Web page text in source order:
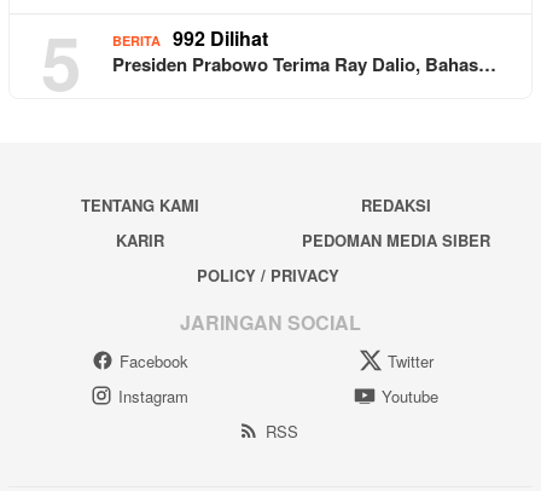
5 BERITA 992 Dilihat
Presiden Prabowo Terima Ray Dalio, Bahas…
TENTANG KAMI
REDAKSI
KARIR
PEDOMAN MEDIA SIBER
POLICY / PRIVACY
JARINGAN SOCIAL
Facebook
Twitter
Instagram
Youtube
RSS